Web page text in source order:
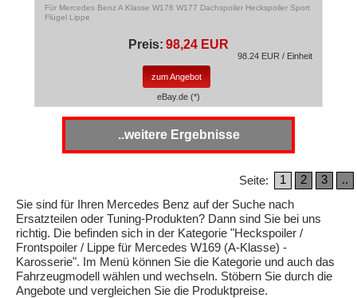
Für Mercedes Benz A Klasse W176 W177 Dachspoiler Heckspoiler Sport
Flügel Lippe
Preis: 98,24 EUR
98.24 EUR / Einheit
zum Angebot
eBay.de (*)
..weitere Ergebnisse
..
3
2
1
Seite:
Sie sind für Ihren Mercedes Benz auf der Suche nach
Ersatzteilen oder Tuning-Produkten? Dann sind Sie bei uns
richtig. Die befinden sich in der Kategorie "Heckspoiler /
Frontspoiler / Lippe für Mercedes W169 (A-Klasse) -
Karosserie". Im Menü können Sie die Kategorie und auch das
Fahrzeugmodell wählen und wechseln. Stöbern Sie durch die
Angebote und vergleichen Sie die Produktpreise.